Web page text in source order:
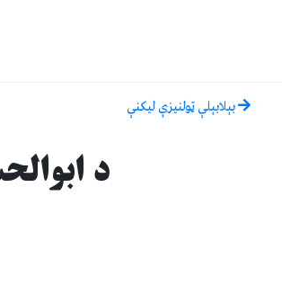
بېلابېلې ټولنيزې ليکنې
د